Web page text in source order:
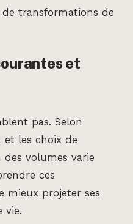
de transformations de
et
pas. Selon
et les choix de
des volumes varie
ces
mieux projeter ses
vie.